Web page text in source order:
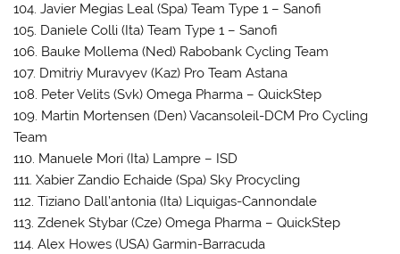
104. Javier Megias Leal (Spa) Team Type 1 – Sanofi
105. Daniele Colli (Ita) Team Type 1 – Sanofi
106. Bauke Mollema (Ned) Rabobank Cycling Team
107. Dmitriy Muravyev (Kaz) Pro Team Astana
108. Peter Velits (Svk) Omega Pharma – QuickStep
109. Martin Mortensen (Den) Vacansoleil-DCM Pro Cycling
Team
110. Manuele Mori (Ita) Lampre – ISD
111. Xabier Zandio Echaide (Spa) Sky Procycling
112. Tiziano Dall’antonia (Ita) Liquigas-Cannondale
113. Zdenek Stybar (Cze) Omega Pharma – QuickStep
114. Alex Howes (USA) Garmin-Barracuda